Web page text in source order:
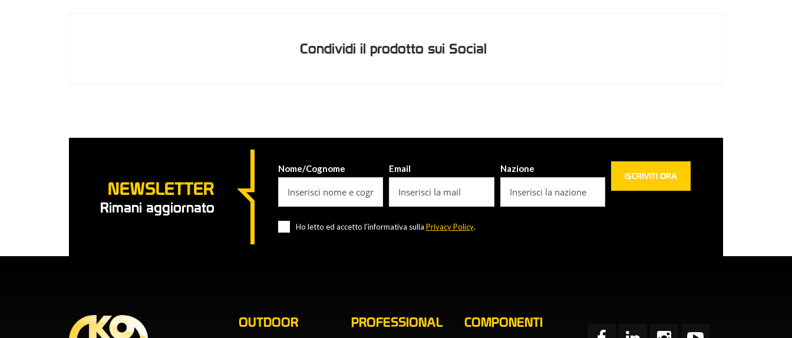
Condividi il prodotto sui Social
NEWSLETTER
Rimani aggiornato
Nome/Cognome Email Nazione
Ho letto ed accetto l'informativa sulla Privacy Policy.
OUTDOOR PROFESSIONAL COMPONENTI